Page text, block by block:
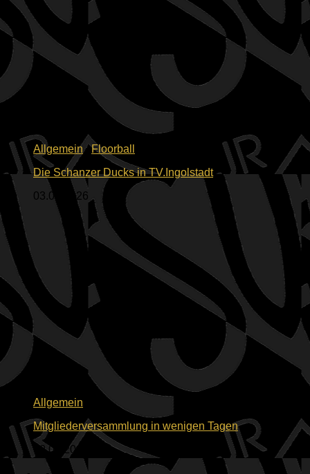
Allgemein/Floorball
Die Schanzer Ducks in TV.Ingolstadt
03.06.2026
Allgemein
Mitgliederversammlung in wenigen Tagen
02.06.2026